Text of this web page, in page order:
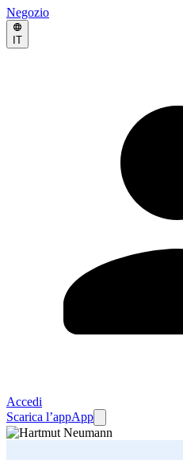
Negozio
IT
Accedi
Scarica l’appApp